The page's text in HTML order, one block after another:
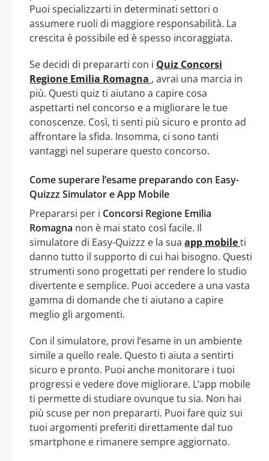
Puoi specializzarti in determinati settori o
assumere ruoli di maggiore responsabilità. La
crescita è possibile ed è spesso incoraggiata.
Se decidi di prepararti con i Quiz Concorsi
Regione Emilia Romagna , avrai una marcia in
più. Questi quiz ti aiutano a capire cosa
aspettarti nel concorso e a migliorare le tue
conoscenze. Così, ti senti più sicuro e pronto ad
affrontare la sfida. Insomma, ci sono tanti
vantaggi nel superare questo concorso.
Come superare l’esame preparando con Easy-
Quizzz Simulator e App Mobile
Prepararsi per i Concorsi Regione Emilia
Romagna non è mai stato così facile. Il
simulatore di Easy-Quizzz e la sua app mobileti
danno tutto il supporto di cui hai bisogno. Questi
strumenti sono progettati per rendere lo studio
divertente e semplice. Puoi accedere a una vasta
gamma di domande che ti aiutano a capire
meglio gli argomenti.
Con il simulatore, provi l’esame in un ambiente
simile a quello reale. Questo ti aiuta a sentirti
sicuro e pronto. Puoi anche monitorare i tuoi
progressi e vedere dove migliorare. L’app mobile
ti permette di studiare ovunque tu sia. Non hai
più scuse per non prepararti. Puoi fare quiz sui
tuoi argomenti preferiti direttamente dal tuo
smartphone e rimanere sempre aggiornato.